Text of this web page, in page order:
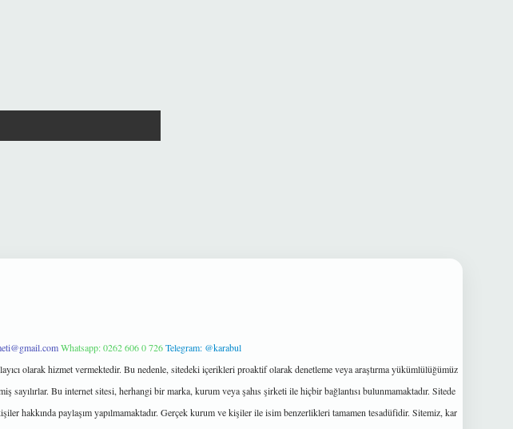
Whatsapp: 0262 606 0 726Telegram: @karabul
olarak hizmet vermektedir. Bu nedenle, sitedeki içerikleri proaktif olarak denetleme veya araştırma yükümlülüğümüz
Bu internet sitesi, herhangi bir marka, kurum veya şahıs şirketi ile hiçbir bağlantısı bulunmamaktadır. Sitede
hakkında paylaşım yapılmamaktadır. Gerçek kurum ve kişiler ile isim benzerlikleri tamamen tesadüfidir. Sitemiz, kar